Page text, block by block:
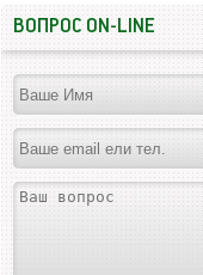
ВОПРОС ON-LINE